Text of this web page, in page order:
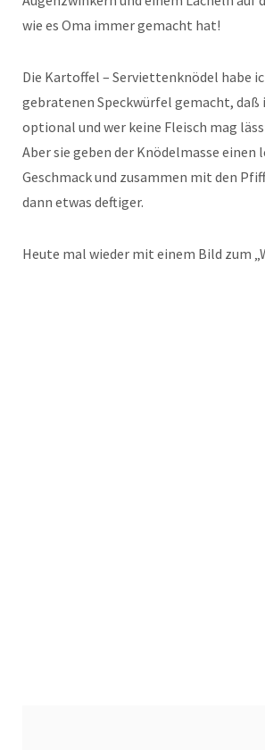
wie es Oma immer gemacht hat!
Die Kartoffel – Serviettenknödel habe
gebratenen Speckwürfel gemacht,
optional und wer keine Fleisch mag
Aber sie geben der Knödelmasse einen
Geschmack und zusammen mit den
dann etwas deftiger.
Heute mal wieder mit einem Bild zum